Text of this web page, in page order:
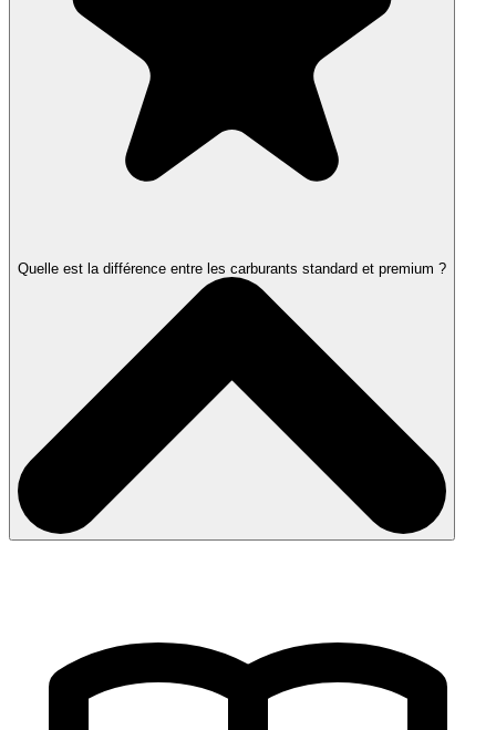
Quelle est la différence entre les carburants standard et premium ?